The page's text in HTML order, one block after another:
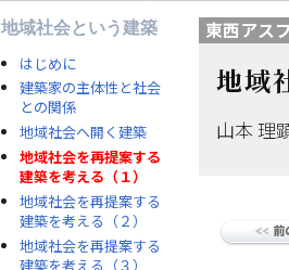
地域社会という建築
はじめに
建築家の主体性と社会
との関係
地域社会へ開く建築
地域社会を再提案する
建築を考える（１）
地域社会を再提案する
建築を考える（２）
地域社会を再提案する
建築を考える（３）
東西アス
地域
山本 理